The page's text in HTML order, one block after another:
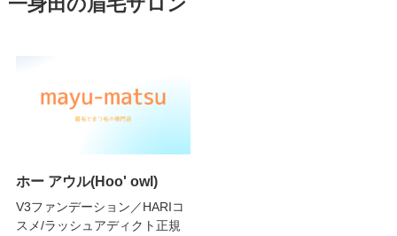
一身田の眉毛サロン
ホー アウル(Hoo' owl)
V3ファンデーション／HARIコ
スメ/ラッシュアディクト正規